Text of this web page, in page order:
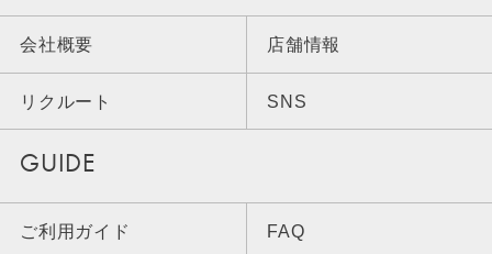
会社概要 店舗情報
リクルート SNS
GUIDE
ご利用ガイド FAQ